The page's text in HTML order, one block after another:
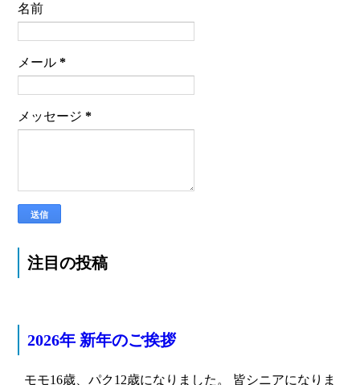
名前
メール*
メッセージ*
注目の投稿
2026年 新年のご挨拶
モモ16歳、パク12歳になりました。 皆シニアになりま